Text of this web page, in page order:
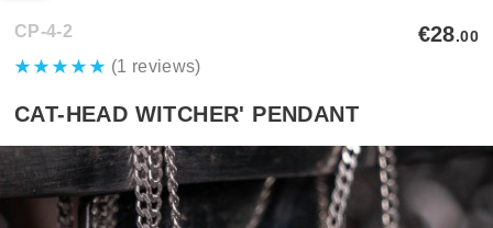
CP-4-2
(1 reviews)
€28.00
CAT-HEAD WITCHER' PENDANT